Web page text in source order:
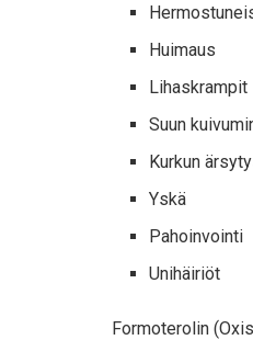
Huimaus
Lihaskrampit
Suun
Kurkun
Yskä
Pahoinvointi
Unihäiriöt
Formoterolin